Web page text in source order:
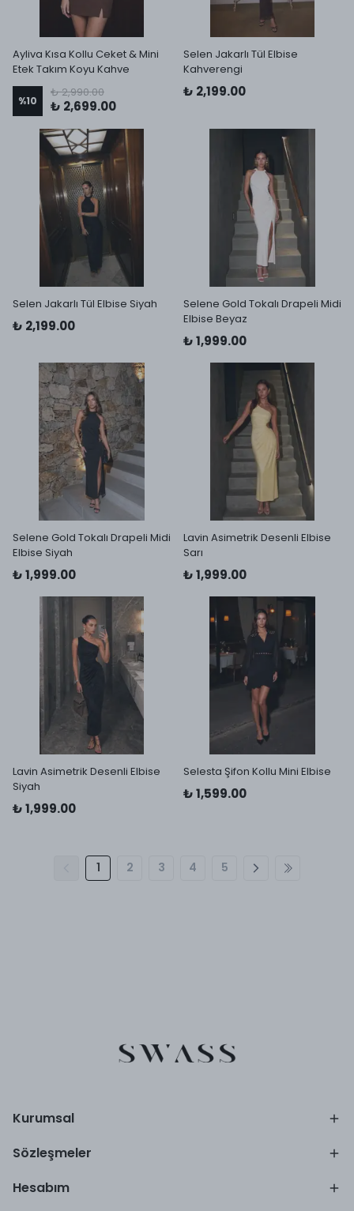
Ayliva Kısa Kollu Ceket & Mini
Etek Takım Koyu Kahve
%10
₺ 2,990.00
₺ 2,699.00
Selen Jakarlı Tül Elbise
Kahverengi
₺ 2,199.00
Selen Jakarlı Tül Elbise Siyah
₺ 2,199.00
Selene Gold Tokalı Drapeli Midi
Elbise Beyaz
₺ 1,999.00
Selene Gold Tokalı Drapeli Midi
Elbise Siyah
₺ 1,999.00
Lavin Asimetrik Desenli Elbise
Sarı
₺ 1,999.00
Lavin Asimetrik Desenli Elbise
Siyah
₺ 1,999.00
Selesta Şifon Kollu Mini Elbise
₺ 1,599.00
1 2 3 4 5
Kurumsal
Sözleşmeler
Hesabım